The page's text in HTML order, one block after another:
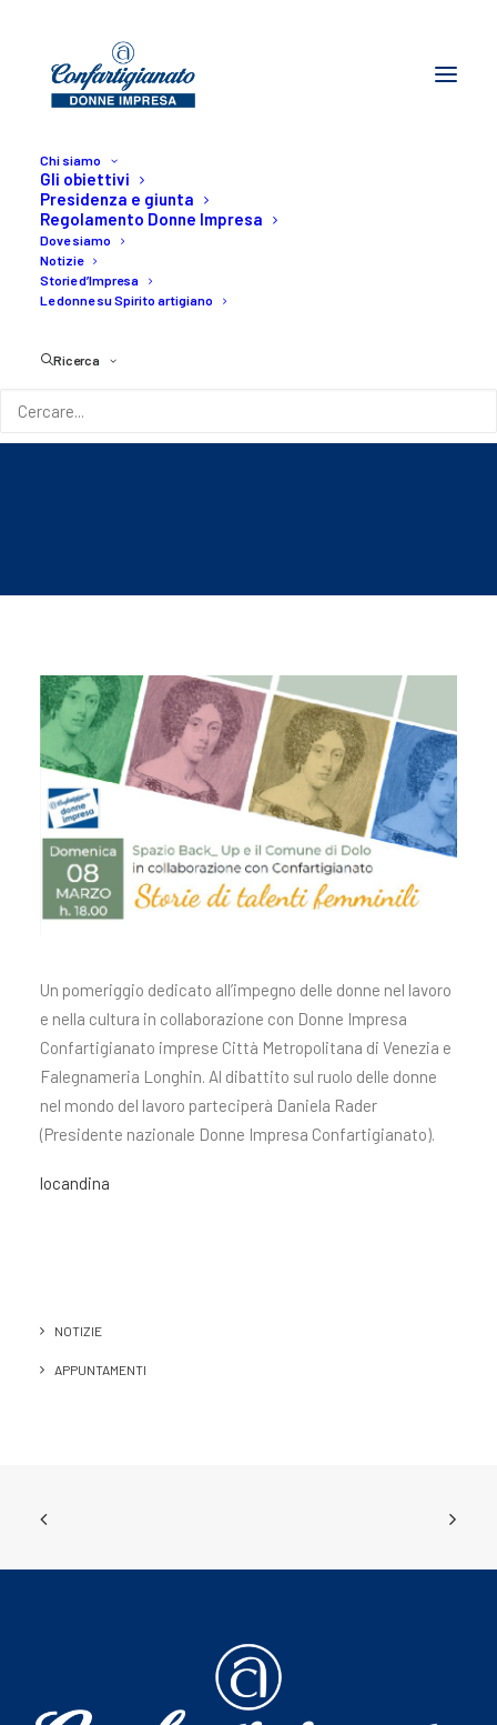
Chi siamo
Gli obiettivi
Presidenza e giunta
Regolamento Donne Impresa
Dove siamo
Notizie
Storie d’Impresa
Le donne su Spirito artigiano
Ricercatalenti femminili
Un pomeriggio dedicato all’impegno delle donne nel lavoro
e nella cultura in collaborazione con Donne Impresa
Confartigianato imprese Città Metropolitana di Venezia e
Falegnameria Longhin. Al dibattito sul ruolo delle donne
nel mondo del lavoro parteciperà Daniela Rader
(Presidente nazionale Donne Impresa Confartigianato).
locandina
NOTIZIE
APPUNTAMENTI